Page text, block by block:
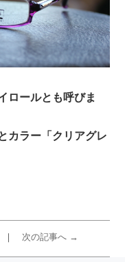
ロールとも呼びま
カラー「クリアグレ
次の記事へ →